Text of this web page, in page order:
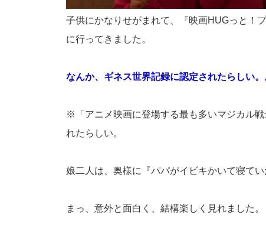
子供にかなりせがまれて、『映画HUGっと
に行ってきました。
なんか、ギネス世界記録に認定されたらしい。
※「アニメ映画に登場する最も多いマジカル
れたらしい。
娘二人は、奥様に『パパがイビキかいて寝て
まっ、意外と面白く、結構楽しく見れました。